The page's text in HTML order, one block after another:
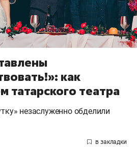
как
татарского театра
незаслуженно обделили